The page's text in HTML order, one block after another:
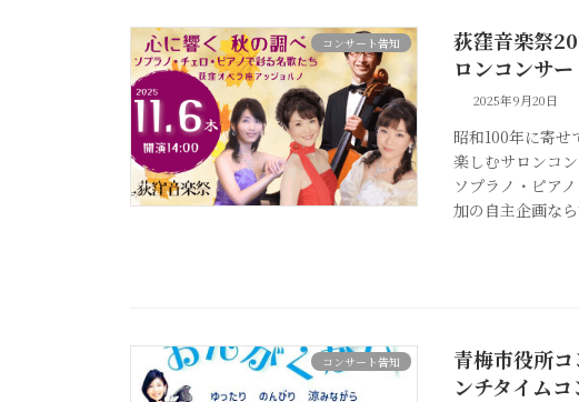
コンサート告知
荻窪音楽祭
ロンコンサ
2025年9月20日
昭和100年に寄
楽しむサロンコン
ソプラノ・ピア
加の自主企画な
コンサート告知
青梅市役所
ンチタイム